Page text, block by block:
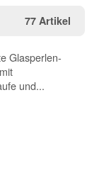
77 Artikel